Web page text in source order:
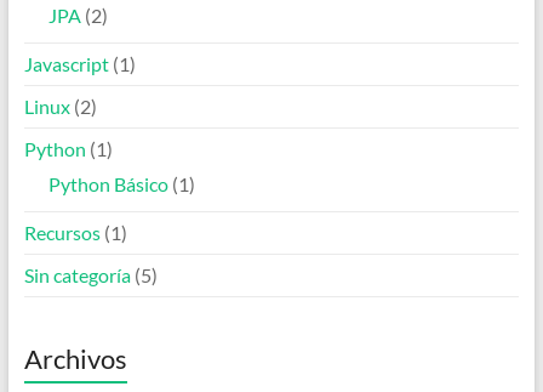
JPA(2)
Javascript(1)
Linux(2)
Python (1)
Python Básico(1)
Recursos(1)
Sin categoría(5)
Archivos